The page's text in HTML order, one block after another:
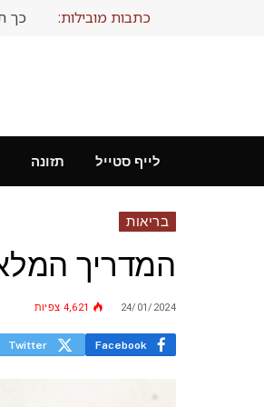
כתבות מובילות: כך
לייף סטייל תזונה
בריאות
המדריך
24/01/2024
4,621 צפיות
Facebook
Twitter